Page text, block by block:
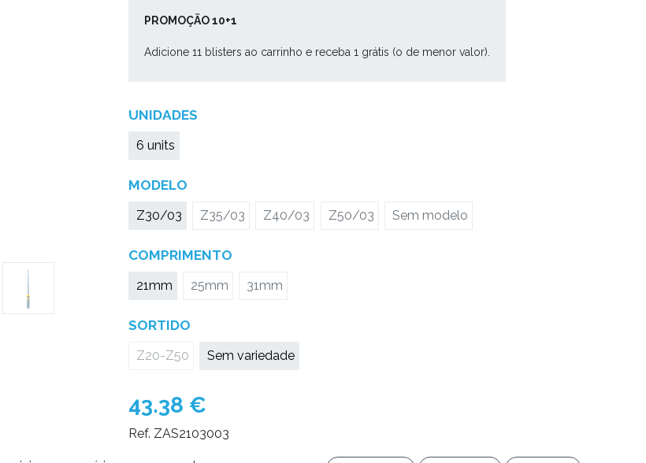
PROMOÇÃO 10+1
Adicione 11 blisters ao carrinho e receba 1 grátis (o de menor valor).
UNIDADES
6 units
MODELO
Z30/03 Z35/03 Z40/03 Z50/03 Sem modelo
COMPRIMENTO
21mm 25mm 31mm
SORTIDO
Z20-Z50 Sem variedade
43.38 €
Ref. ZAS2103003